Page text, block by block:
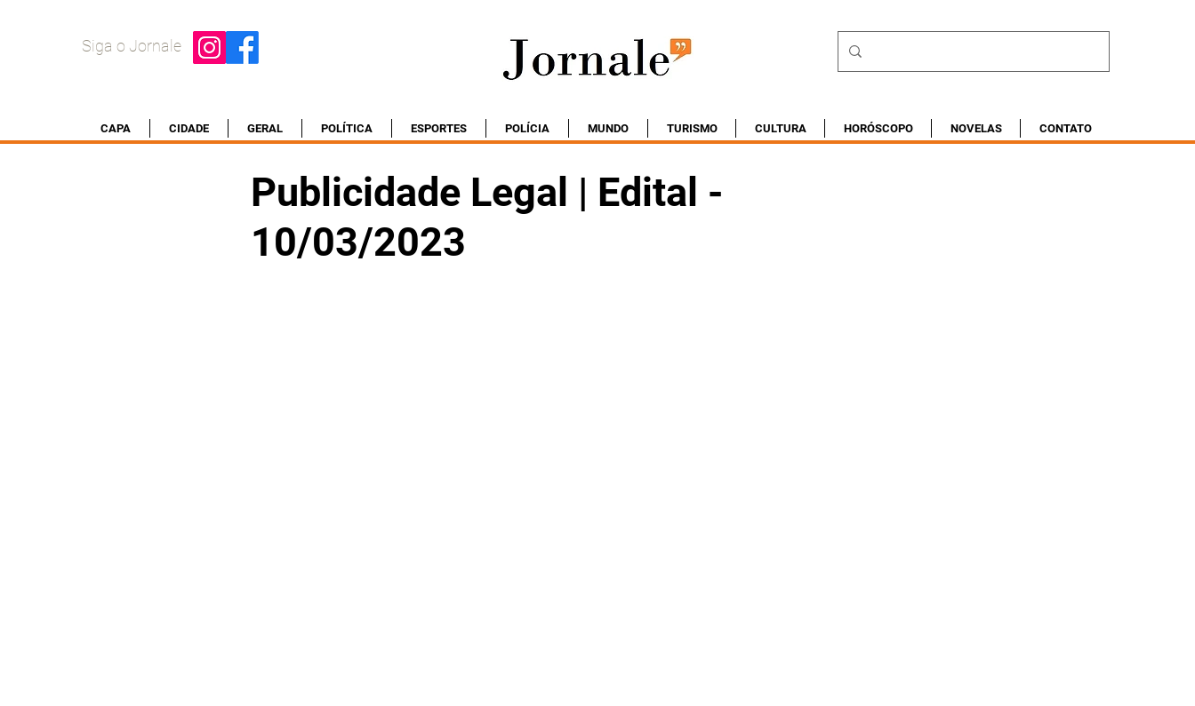
Siga o Jornale
CAPA CIDADE GERAL POLÍTICA ESPORTES POLÍCIA MUNDO TURISMO CULTURA HORÓSCOPO NOVELAS CONTATO
Publicidade Legal | Edital -
10/03/2023